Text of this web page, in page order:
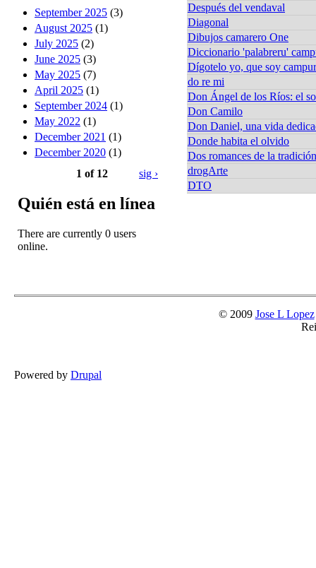
September 2025 (3)
August 2025 (1)
July 2025 (2)
June 2025 (3)
May 2025 (7)
April 2025 (1)
September 2024 (1)
May 2022 (1)
December 2021 (1)
December 2020 (1)
1 of 12
sig ›
Quién está en línea
There are currently 0 users
online.
Después del vendaval
Diagonal
Dibujos camarero One
Diccionario 'palabreru'
Dígotelo yo, que soy
do re mi
Don Ángel de los Ríos: el
Don Camilo
Don Daniel, una vida
Donde habita el olvido
Dos romances de la
drogArte
DTO
© 2009 Jose L Lopez
Powered by Drupal